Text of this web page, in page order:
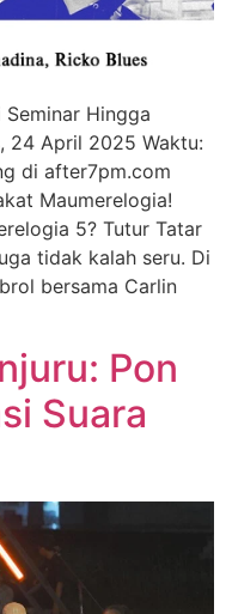
Seminar Hingga
24 April 2025 Waktu:
di after7pm.com
Maumerelogia!
5? Tutur Tatar
tidak kalah seru. Di
bersama Carlin
Pon
Suara